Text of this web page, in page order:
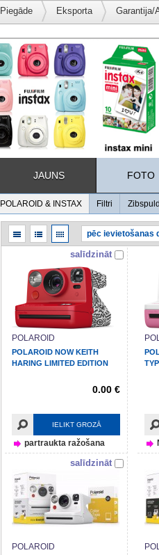
Piegāde Eksporta Garantija/
JAUNS FOTO
POLAROID & INSTAX Filtri
salīdzināt
POLAROID
POLAROID NOW KEITH
HARING LIMITED EDITION
0.00 €
IELIKT GROZĀ
partraukta ražošana
salīdzināt
POLAROID